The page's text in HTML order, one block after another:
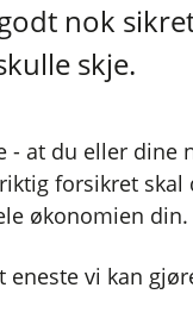
nok
skje.
- at du eller
forsikret
økonomien din.
vi kan